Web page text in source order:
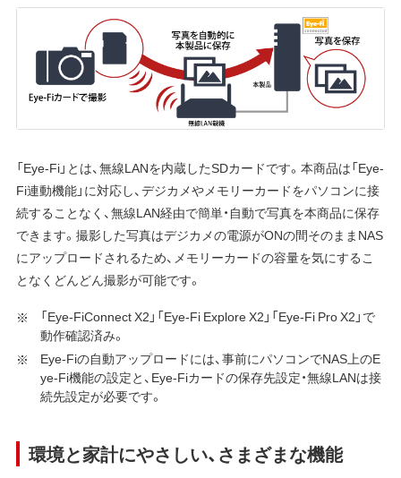
「Eye-Fi」とは、無線LANを内蔵したSDカードです。本商品は「Eye-
Fi連動機能」に対応し、デジカメやメモリーカードをパソコンに接
続することなく、無線LAN経由で簡単・自動で写真を本商品に保存
できます。撮影した写真はデジカメの電源がONの間そのままNAS
にアップロードされるため、メモリーカードの容量を気にするこ
となくどんどん撮影が可能です。
「Eye-FiConnect X2」「Eye-Fi Explore X2」「Eye-Fi Pro X2」で
動作確認済み。
Eye-Fiの自動アップロードには、事前にパソコンでNAS上のE
ye-Fi機能の設定と、Eye-Fiカードの保存先設定・無線LANは接
続先設定が必要です。
環境と家計にやさしい、さまざまな機能